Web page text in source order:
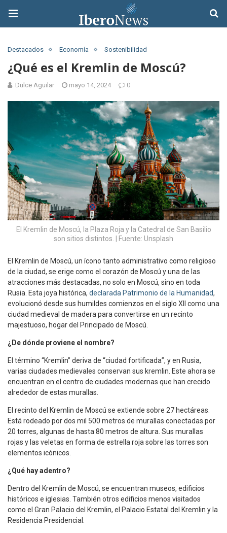
Destacados Economía Sostenibilidad
¿Qué es el Kremlin de Moscú?
Dulce Aguilar mayo 14, 2024 0
El Kremlin de Moscú, la Plaza Roja y la Catedral de San Basilio
son sitios distintos. | Fuente: Unsplash
El Kremlin de Moscú, un ícono tanto administrativo como religioso
de la ciudad, se erige como el corazón de Moscú y una de las
atracciones más destacadas, no solo en Moscú, sino en toda
Rusia. Esta joya histórica, declarada Patrimonio de la Humanidad,
evolucionó desde sus humildes comienzos en el siglo XII como una
ciudad medieval de madera para convertirse en un recinto
majestuoso, hogar del Principado de Moscú.
¿De dónde proviene el nombre?
El término “Kremlin” deriva de “ciudad fortificada”, y en Rusia,
varias ciudades medievales conservan sus kremlin. Este ahora se
encuentran en el centro de ciudades modernas que han crecido
alrededor de estas murallas.
El recinto del Kremlin de Moscú se extiende sobre 27 hectáreas.
Está rodeado por dos mil 500 metros de murallas conectadas por
20 torres, algunas de hasta 80 metros de altura. Sus murallas
rojas y las veletas en forma de estrella roja sobre las torres son
elementos icónicos.
¿Qué hay adentro?
Dentro del Kremlin de Moscú, se encuentran museos, edificios
históricos e iglesias. También otros edificios menos visitados
como el Gran Palacio del Kremlin, el Palacio Estatal del Kremlin y la
Residencia Presidencial.